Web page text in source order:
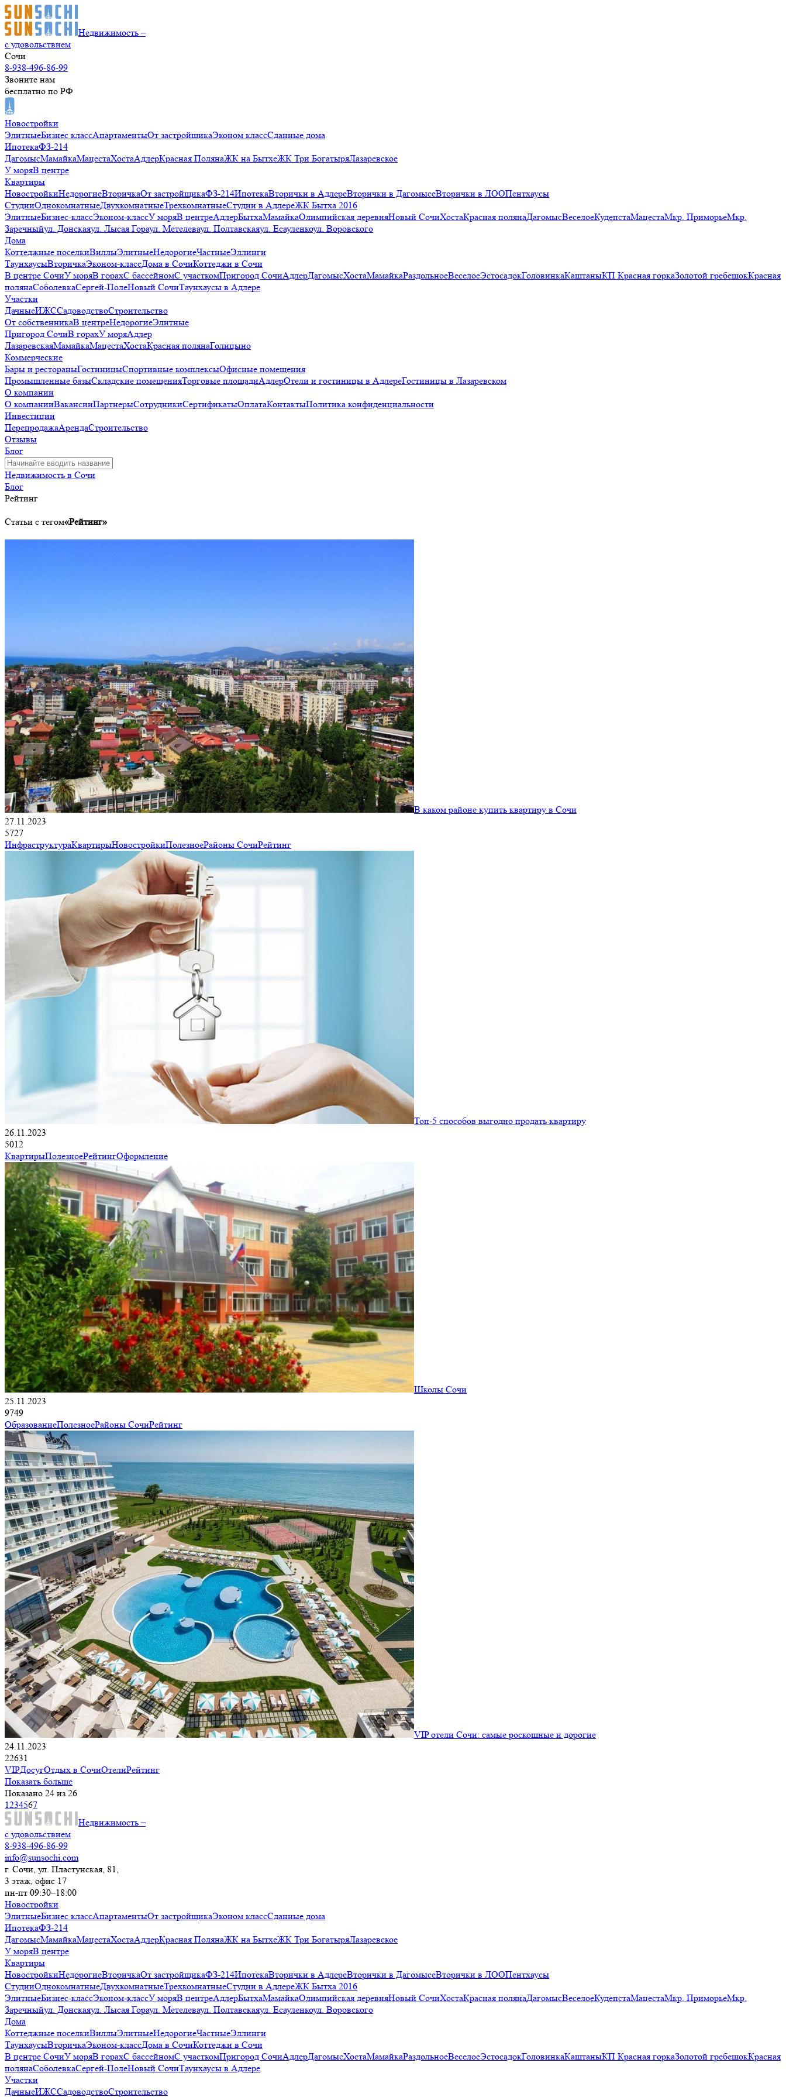
Недвижимость –
с удовольствием
Сочи
8-938-496-86-99
Звоните нам
бесплатно по РФ
Новостройки
ЭлитныеБизнес классАпартаментыОт застройщикаЭконом классСданные дома
ИпотекаФЗ-214
ДагомысМамайкаМацестаХостаАдлерКрасная ПолянаЖК на БытхеЖК Три БогатыряЛазаревское
У моряВ центре
Квартиры
НовостройкиНедорогиеВторичкаОт застройщикаФЗ-214ИпотекаВторички в АдлереВторички в ДагомысеВторички в ЛООПентхаусы
СтудииОднокомнатныеДвухкомнатныеТрехкомнатныеСтудии в АдлереЖК Бытха 2016
ЭлитныеБизнес-классЭконом-классУ моряВ центреАдлерБытхаМамайкаОлимпийская деревняНовый СочиХостаКрасная полянаДагомысВеселоеКудепстаМацестаМкр. ПриморьеМкр.
Заречныйул. Донскаяул. Лысая Гораул. Метелеваул. Полтавскаяул. Есауленкоул. Воровского
Дома
Коттеджные поселкиВиллыЭлитныеНедорогиеЧастныеЭллинги
ТаунхаусыВторичкаЭконом-классДома в СочиКоттеджи в Сочи
В центре СочиУ моряВ горахС бассейномС участкомПригород СочиАдлерДагомысХостаМамайкаРаздольноеВеселоеЭстосадокГоловинкаКаштаныКП Красная горкаЗолотой гребешокКрасная
полянаСоболевкаСергей-ПолеНовый СочиТаунхаусы в Адлере
Участки
ДачныеИЖССадоводствоСтроительство
От собственникаВ центреНедорогиеЭлитные
Пригород СочиВ горахУ моряАдлер
ЛазаревскаяМамайкаМацестаХостаКрасная полянаГолицыно
Коммерческие
Бары и рестораныГостиницыСпортивные комплексыОфисные помещения
Промышленные базыСкладские помещенияТорговые площадиАдлерОтели и гостиницы в АдлереГостиницы в Лазаревском
О компании
О компанииВакансииПартнерыСотрудникиСертификатыОплатаКонтактыПолитика конфиденциальности
Инвестиции
ПерепродажаАрендаСтроительство
Отзывы
Блог
Недвижимость в Сочи
Блог
Рейтинг
Статьи с тегом«Рейтинг»
В каком районе купить квартиру в Сочи
27.11.2023
5727
ИнфраструктураКвартирыНовостройкиПолезноеРайоны СочиРейтинг
Топ-5 способов выгодно продать квартиру
26.11.2023
5012
КвартирыПолезноеРейтингОформление
Школы Сочи
25.11.2023
9749
ОбразованиеПолезноеРайоны СочиРейтинг
VIP отели Сочи: самые роскошные и дорогие
24.11.2023
22631
VIPДосугОтдых в СочиОтелиРейтинг
Показать больше
Показано 24 из 26
1234567
Недвижимость –
с удовольствием
8-938-496-86-99
info@sunsochi.com
г. Сочи, ул. Пластунская, 81,
3 этаж, офис 17
пн-пт 09:30–18:00
Новостройки
ЭлитныеБизнес классАпартаментыОт застройщикаЭконом классСданные дома
ИпотекаФЗ-214
ДагомысМамайкаМацестаХостаАдлерКрасная ПолянаЖК на БытхеЖК Три БогатыряЛазаревское
У моряВ центре
Квартиры
НовостройкиНедорогиеВторичкаОт застройщикаФЗ-214ИпотекаВторички в АдлереВторички в ДагомысеВторички в ЛООПентхаусы
СтудииОднокомнатныеДвухкомнатныеТрехкомнатныеСтудии в АдлереЖК Бытха 2016
ЭлитныеБизнес-классЭконом-классУ моряВ центреАдлерБытхаМамайкаОлимпийская деревняНовый СочиХостаКрасная полянаДагомысВеселоеКудепстаМацестаМкр. ПриморьеМкр.
Заречныйул. Донскаяул. Лысая Гораул. Метелеваул. Полтавскаяул. Есауленкоул. Воровского
Дома
Коттеджные поселкиВиллыЭлитныеНедорогиеЧастныеЭллинги
ТаунхаусыВторичкаЭконом-классДома в СочиКоттеджи в Сочи
В центре СочиУ моряВ горахС бассейномС участкомПригород СочиАдлерДагомысХостаМамайкаРаздольноеВеселоеЭстосадокГоловинкаКаштаныКП Красная горкаЗолотой гребешокКрасная
полянаСоболевкаСергей-ПолеНовый СочиТаунхаусы в Адлере
Участки
ДачныеИЖССадоводствоСтроительство